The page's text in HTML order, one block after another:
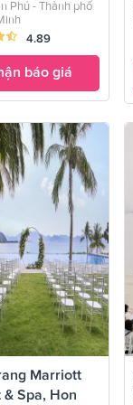
Phú - Thành phố
4.89
báo giá
Marriott
& Spa, Hon